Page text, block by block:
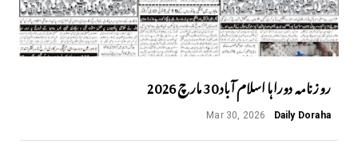
روزنامہ دوراہا اسلام آباد 30 مارچ 2026
Daily Doraha
Mar 30, 2026